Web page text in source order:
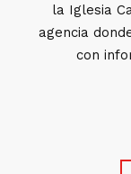
la Iglesia
agencia
con